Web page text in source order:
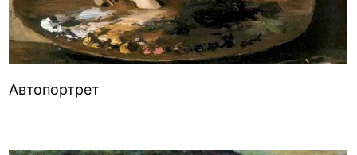
Автопортрет